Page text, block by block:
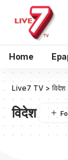
Home
Live7 TV > विदेश
विदेश